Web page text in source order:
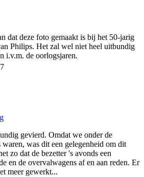
dat deze foto gemaakt is bij het 50-jarig
Philips. Het zal wel niet heel uitbundig
i.v.m. de oorlogsjaren.
gevierd. Omdat we onder de
was dit een gelegenheid om dit
zo dat de bezetter 's avonds een
en de overvalwagens af en aan reden. Er
meer gewerkt...